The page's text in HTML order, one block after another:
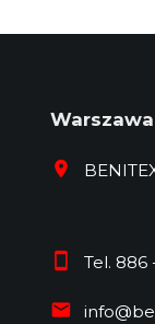
Warszawa
Tel. 886